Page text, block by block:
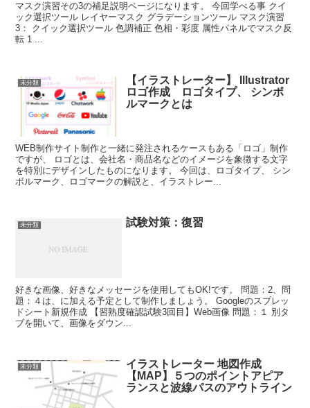
マスク演習その3の補足説明ページになります。 今回学べる事 クイ
ック選択ツール レイヤーマスク グラデーションツール マスク演習
3： クイック選択ツール 色調補正 色相・彩度 属性パネルでマスク反
転 1 ...
未分類
【イラストレーター】 Illustrator
ロゴ作成 ロゴタイプ、 シンボ
ルマークとは
WEB制作サイト制作と一緒に発注されるケースもある「ロゴ」制作
ですが、 ロゴとは、会社名・商品名などのイメージを象徴する文字
を特別にデザインしたものになります。 今回は、ロゴタイプ、 シン
ボルマーク、ロゴマークの解説と、イラストレー...
未分類 試験対策：復習
好きな画像、好きなメッセージを使用してもOK!です。 問題：2、問
題：４は、に加える予定として制作しましょう。 Googleのスプレッ
ドシート新規作成 【習熟度確認試験3回目】Web画像 問題：１ 別タ
ブを開いて、画像をダウン...
未分類
イラストレーター 地図作成
【MAP】５つのポイントアピア
ランスと波線パスのアウトライン